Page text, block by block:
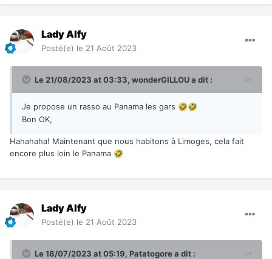
Lady Alfy
Posté(e) le 21 Août 2023
Le 21/08/2023 at 03:33, wonderGILLOUa dit :
Je propose un rasso au Panama les gars 🤣🤣
Bon OK,
Hahahaha! Maintenant que nous habitons à Limoges, cela fait
encore plus loin le Panama 🤣
Lady Alfy
Posté(e) le 21 Août 2023
Le 18/07/2023 at 05:19, Patatogorea dit :